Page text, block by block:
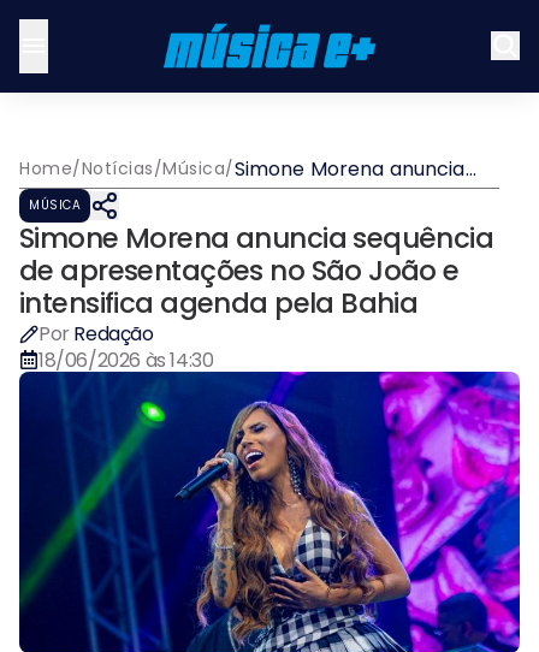
Home/Notícias/Música/Simone Morena anuncia
sequência de
João e intensifica agenda
pela Bahia
MÚSICA
Simone Morena anuncia sequência
de apresentações no São João e
intensifica agenda pela Bahia
Por Redação
18/06/2026 às 14:30